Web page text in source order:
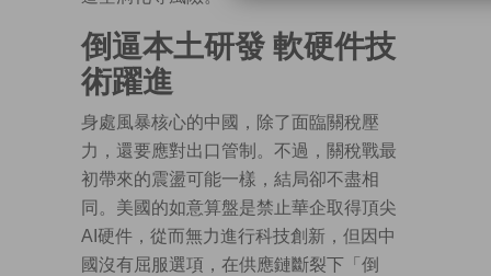
倒逼本土研發 軟硬件技
術躍進
身處風暴核心的中國，除了面臨關稅壓
力，還要應對出口管制。不過，關稅戰最
初帶來的震盪可能一樣，結局卻不盡相
同。美國的如意算盤是禁止華企取得頂尖
AI硬件，從而無力進行科技創新，但因中
國沒有屈服選項，在供應鏈斷裂下「倒